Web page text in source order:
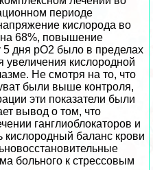
периоде
кислорода во
68%, повышение
5 дня рО2 было в пределах
кислородной
Не смотря на то, что
были выше контроля,
эти показатели были
вывод о том, что
ганглиоблокаторов и
кислородный баланс крови
больного к стрессовым